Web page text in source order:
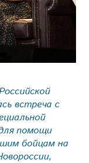
встреча с
помощи
бойцам на